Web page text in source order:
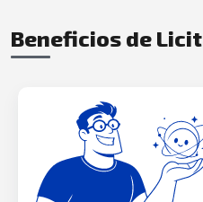
Beneficios de